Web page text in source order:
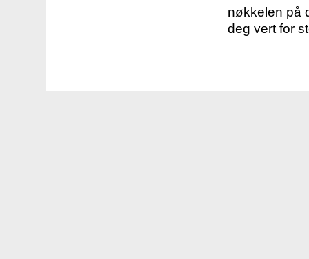
nøkkelen på
deg vert for